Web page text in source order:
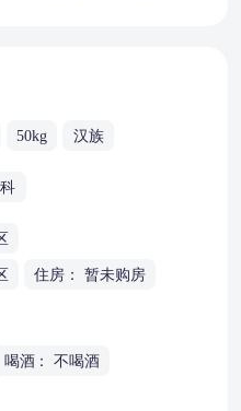
50kg 汉族
住房： 暂未购房
喝酒： 不喝酒